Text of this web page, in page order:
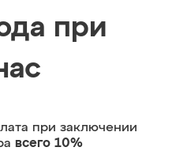
при
при заключении
всего 10%